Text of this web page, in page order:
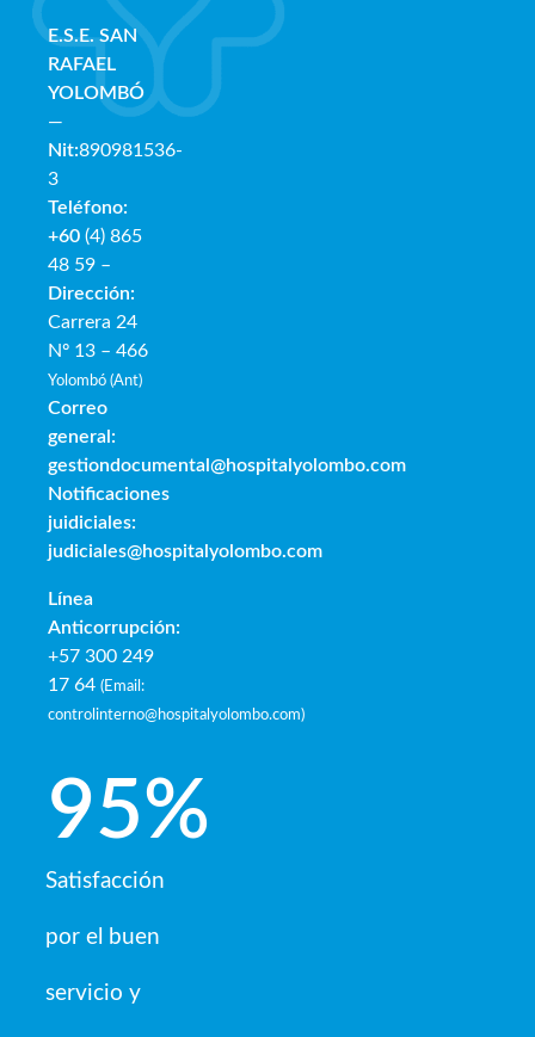
E.S.E. SAN
RAFAEL
YOLOMBÓ
—
Nit:890981536-
3
Teléfono:
+60 (4) 865
48 59 –
Dirección:
Carrera 24
Nº 13 – 466
Yolombó (Ant)
Correo
general:
gestiondocumental@hospitalyolombo.com
Notificaciones
juidiciales:
judiciales@hospitalyolombo.com
Línea
Anticorrupción:
+57 300 249
17 64 (Email:
controlinterno@hospitalyolombo.com)
Satisfacción
por el buen
servicio y
95%